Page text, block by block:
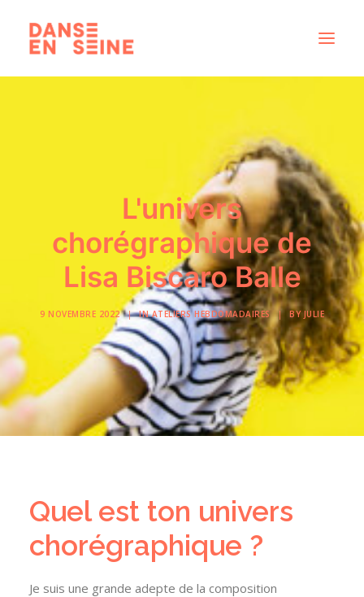
NOUS REJOINDREL'univers
chorégraphique de
Lisa Biscaro Balle
9 NOVEMBRE 2022 | INATELIERS HEBDOMADAIRES | BY JULIE
Quel est ton univers
chorégraphique ?
Je suis une grande adepte de la composition